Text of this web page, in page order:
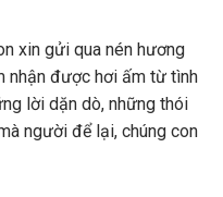
xin gửi qua nén hương
nhận được hơi ấm từ tình
lời dặn dò, những thói
người để lại, chúng con